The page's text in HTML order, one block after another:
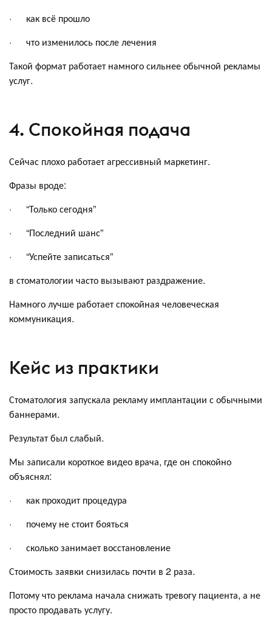
· как всё прошло
· что изменилось после лечения
Такой формат работает намного сильнее обычной рекламы
услуг.
4. Спокойная подача
Сейчас плохо работает агрессивный маркетинг.
Фразы вроде:
· “Только сегодня”
· “Последний шанс”
· “Успейте записаться”
в стоматологии часто вызывают раздражение.
Намного лучше работает спокойная человеческая
коммуникация.
Кейс из практики
Стоматология запускала рекламу имплантации с обычными
баннерами.
Результат был слабый.
Мы записали короткое видео врача, где он спокойно
объяснял:
· как проходит процедура
· почему не стоит бояться
· сколько занимает восстановление
Стоимость заявки снизилась почти в 2 раза.
Потому что реклама начала снижать тревогу пациента, а не
просто продавать услугу.